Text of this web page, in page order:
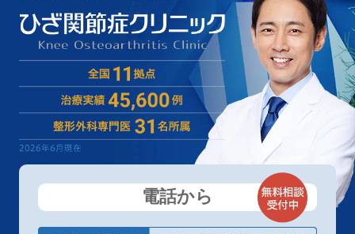
ります。
＜当院で受けられる治療＞
当院では取り扱いがありません。
電話から